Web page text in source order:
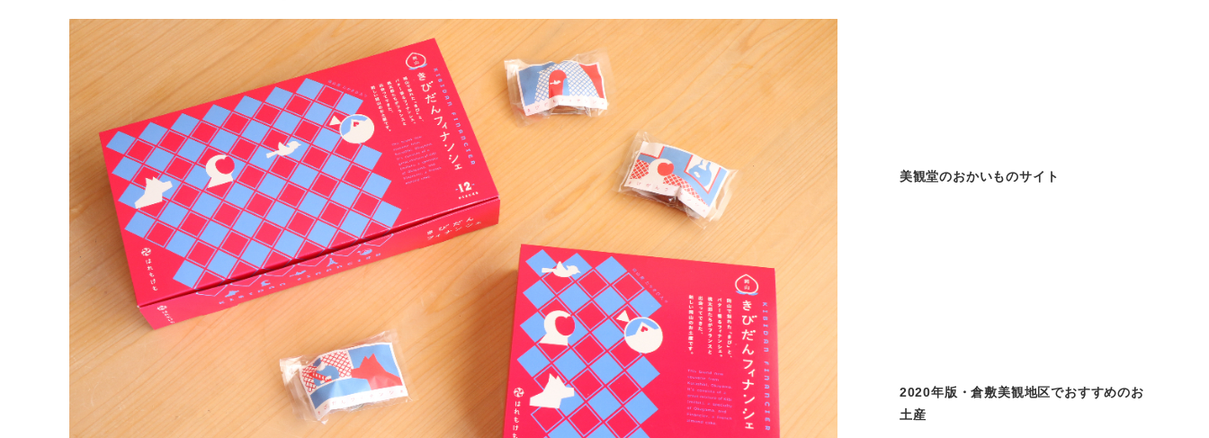
美観堂のおかいものサイト
2020年版・倉敷美観地区でおすすめのお
土産